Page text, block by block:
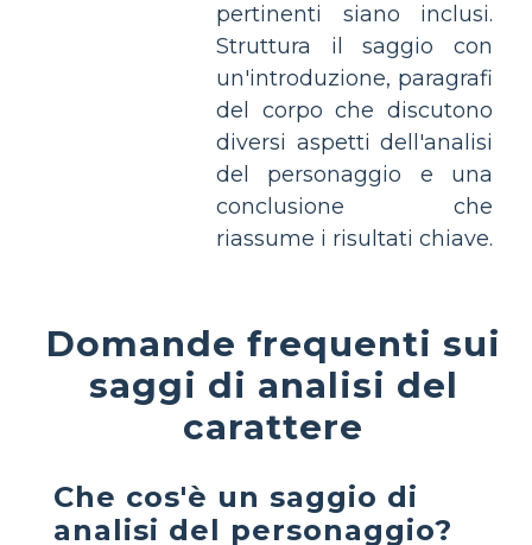
pertinenti siano inclusi.
Struttura il saggio con
un'introduzione, paragrafi
del corpo che discutono
diversi aspetti dell'analisi
del personaggio e una
conclusione che
riassume i risultati chiave.
Domande frequenti sui
saggi di analisi del
carattere
Che cos'è un saggio di
analisi del personaggio?